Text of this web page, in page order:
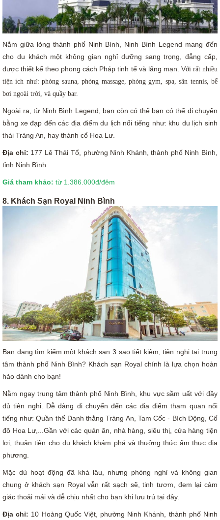
Nằm giữa lòng thành phố Ninh Bình, Ninh Bình Legend mang đến
cho du khách một không gian nghỉ dưỡng sang trọng, đẳng cấp,
được thiết kế theo phong cách Pháp tinh tế và lãng mạn. Với rất nhiều
tiện ích như: phòng sauna, phòng massage, phòng gym, spa, sân tennis, bể
bơi ngoài trời, và quầy bar.
Ngoài ra, từ Ninh Bình Legend, bạn còn có thể bạn có thể di chuyển
bằng xe đạp đến các địa điểm du lịch nổi tiếng như: khu du lịch sinh
thái Tràng An, hay thành cổ Hoa Lư.
Địa chỉ: 177 Lê Thái Tổ, phường Ninh Khánh, thành phố Ninh Bình,
tỉnh Ninh Bình
Giá tham khảo: từ 1.386.000đ/đêm
8. Khách Sạn Royal Ninh Bình
Bạn đang tìm kiếm một khách sạn 3 sao tiết kiệm, tiện nghi tại trung
tâm thành phố Ninh Bình? Khách sạn Royal chính là lựa chọn hoàn
hảo dành cho bạn!
Nằm ngay trung tâm thành phố Ninh Bình, khu vực sầm uất với đầy
đủ tiện nghi. Dễ dàng di chuyển đến các địa điểm tham quan nổi
tiếng như: Quần thể Danh thắng Tràng An, Tam Cốc - Bích Động, Cố
đô Hoa Lư,...Gần với các quán ăn, nhà hàng, siêu thị, cửa hàng tiện
lợi, thuận tiện cho du khách khám phá và thưởng thức ẩm thực địa
phương.
Mặc dù hoạt động đã khá lâu, nhưng phòng nghỉ và không gian
chung ở khách sạn Royal vẫn rất sạch sẽ, tinh tươm, đem lại cảm
giác thoải mái và dễ chịu nhất cho bạn khi lưu trú tại đây.
Địa chỉ: 10 Hoàng Quốc Việt, phường Ninh Khánh, thành phố Ninh